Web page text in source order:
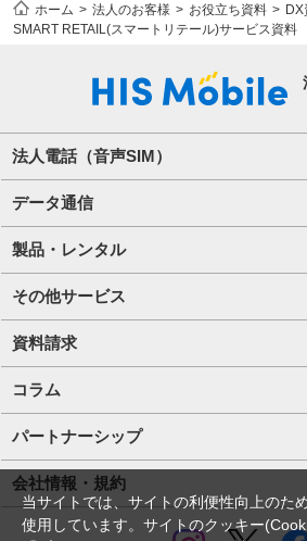
ホーム 法人のお客様 お役立ち資料
DX
SMART RETAIL(スマートリテール)サービス資料
法人電話（音声SIM）
音声通話プラン for Biz
ご利用開始の流れ(法人)
ご利用開始の流れ(個人事業主・その他団体)​
データ通信
データ専用SIM
IoT向けSIM
アグリSIM
Wi-Fiレンタル​ HIS Wi-Fi PLUS+ for Biz​
製品・レンタル
端末販売
端末買取
Wi-Fi
タブレット
その他サービス
ハザードトーク
アルキラー
Bizfone（クラウドPBX）
MDM
資料請求
お役立ち資料一覧
IoT資料一覧
DX資料一覧
コラム
法人コラム
パートナーシップ
店舗型代理店募集
アライアンス関係
会社情報・規約
会社情報
当サイトでは、サイトの利便性向上のた
使用しています。サイトのクッキー